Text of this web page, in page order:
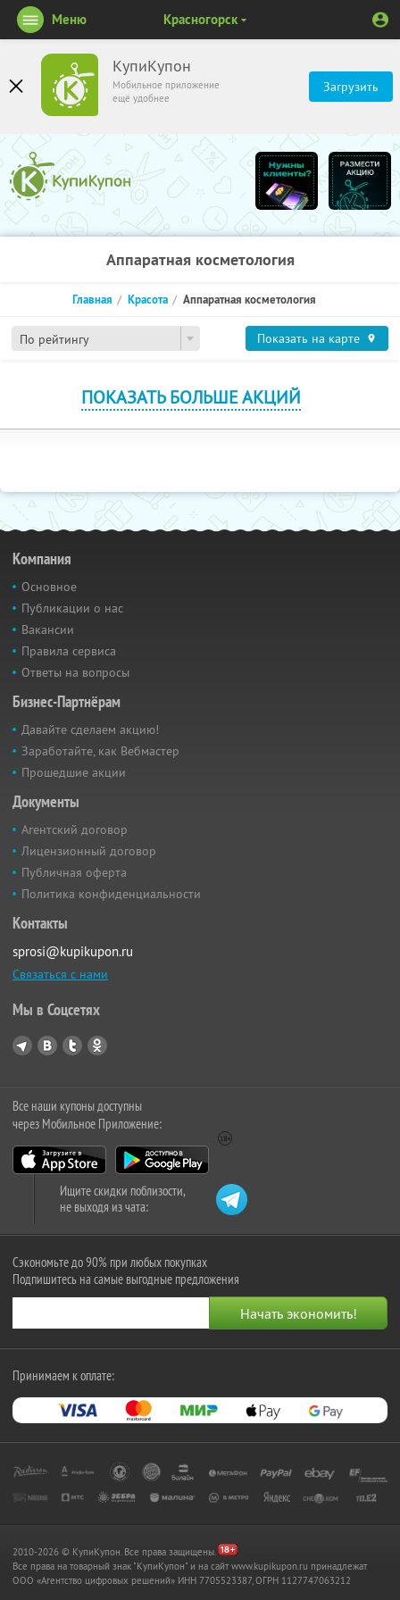
КупиКупон
Мобильное приложение
ещё удобнее
Загрузить
Меню Красногорск
Аппаратная косметология
По рейтингу
Главная Красота Аппаратная косметология
Показать на карте
ПОКАЗАТЬ БОЛЬШЕ АКЦИЙ
Компания
Основное
Публикации о нас
Вакансии
Правила сервиса
Ответы на вопросы
Бизнес-Партнёрам
Давайте сделаем акцию!
Заработайте, как Вебмастер
Прошедшие акции
Документы
Агентский договор
Лицензионный договор
Публичная оферта
Политика конфиденциальности
Контакты
sprosi@kupikupon.ru
Связаться с нами
Мы в Соцсетях
Все наши купоны доступны
через Мобильное Приложение:
Ищите скидки поблизости,
не выходя из чата:
Сэкономьте до 90% при любых покупках
Подпишитесь на самые выгодные предложения
Принимаем к оплате:
2010-2026 © КупиКупон. Все права защищены.
Все права на товарный знак "КупиКупон" и на сайт www.kupikupon.ru принадлежат
OOO «Агентство цифровых решений» ИНН 7705523387, ОГРН 1127747063212